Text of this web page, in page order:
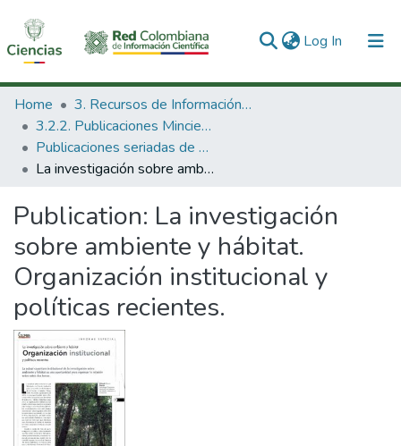
Log In (current)
Communities & Collections
All of DSpace
Statistics
Home
3. Recursos de Información Científica y Tecnológica
3.2.2. Publicaciones Minciencias
Publicaciones seriadas de Minciencias
La investigación sobre ambiente y hábitat. Organización institucional y políticas recientes.
Publication: La investigación
sobre ambiente y hábitat.
Organización institucional y
políticas recientes.